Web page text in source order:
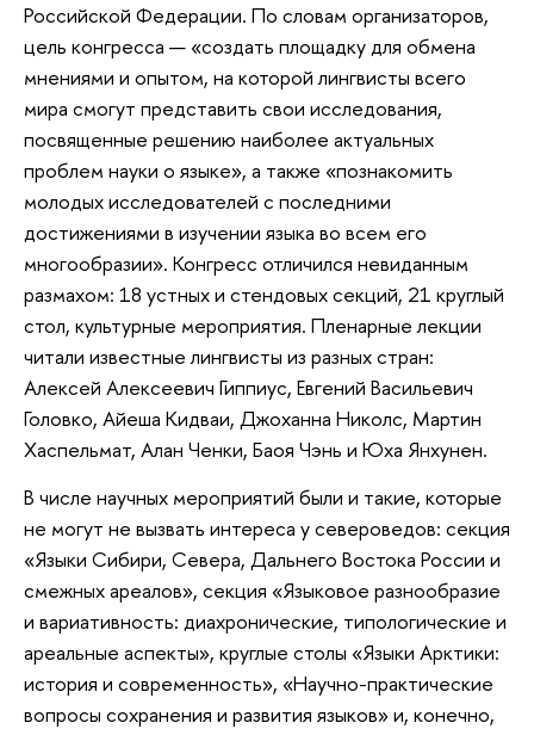
Российской Федерации. По словам организаторов,
цель конгресса — «создать площадку для обмена
мнениями и опытом, на которой лингвисты всего
мира смогут представить свои исследования,
посвященные решению наиболее актуальных
проблем науки о языке», а также «познакомить
молодых исследователей с последними
достижениями в изучении языка во всем его
многообразии». Конгресс отличился невиданным
размахом: 18 устных и стендовых секций, 21 круглый
стол, культурные мероприятия. Пленарные лекции
читали известные лингвисты из разных стран:
Алексей Алексеевич Гиппиус, Евгений Васильевич
Головко, Айеша Кидваи, Джоханна Николс, Мартин
Хаспельмат, Алан Ченки, Баоя Чэнь и Юха Янхунен.
В числе научных мероприятий были и такие, которые
не могут не вызвать интереса у североведов: секция
«Языки Сибири, Севера, Дальнего Востока России и
смежных ареалов», секция «Языковое разнообразие
и вариативность: диахронические, типологические и
ареальные аспекты», круглые столы «Языки Арктики:
история и современность», «Научно-практические
вопросы сохранения и развития языков» и, конечно,